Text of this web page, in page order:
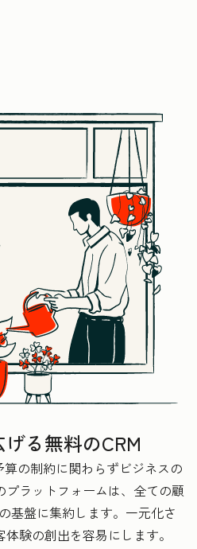
る無料のCRM
の制約に関わらずビジネスの
ラットフォームは、全ての顧
基盤に集約します。一元化さ
験の創出を容易にします。